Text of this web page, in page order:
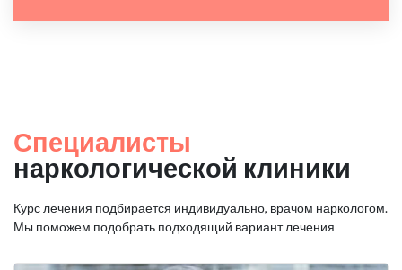
Специалисты
наркологической клиники
Курс лечения подбирается индивидуально, врачом наркологом.
Мы поможем подобрать подходящий вариант лечения